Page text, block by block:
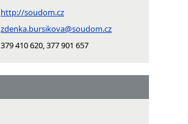
http://soudom.cz
zdenka.bursikova@soudom.cz
379 410 620, 377 901 657